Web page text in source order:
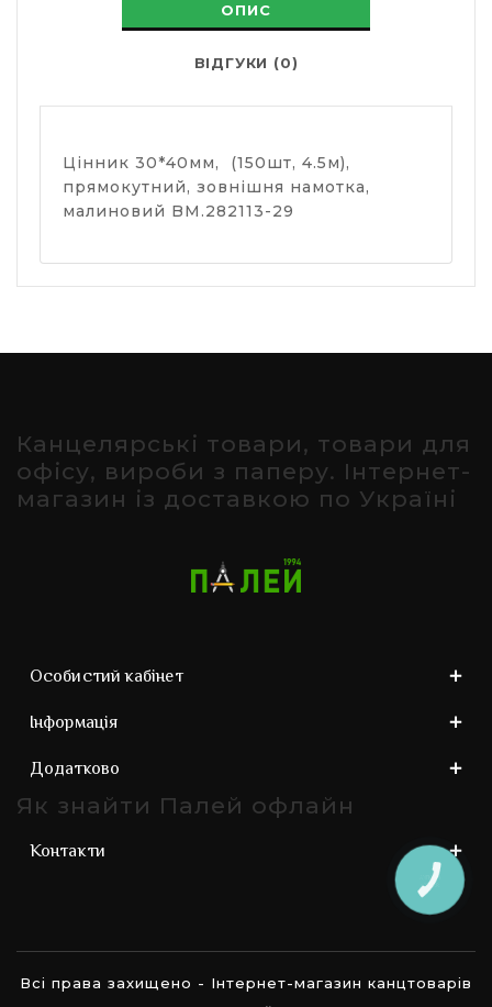
ОПИС
ВІДГУКИ (0)
Цінник 30*40мм, (150шт, 4.5м),
прямокутний, зовнішня намотка,
малиновий BM.282113-29
Канцелярські товари, товари для
офісу, вироби з паперу. Інтернет-
магазин із доставкою по Україні
Особистий кабінет
Інформація
Додатково
Як знайти Палей офлайн
Контакти
Всі права захищено - Інтернет-магазин канцтоварів
КНОПКА
ЗВ'ЯЗКУ